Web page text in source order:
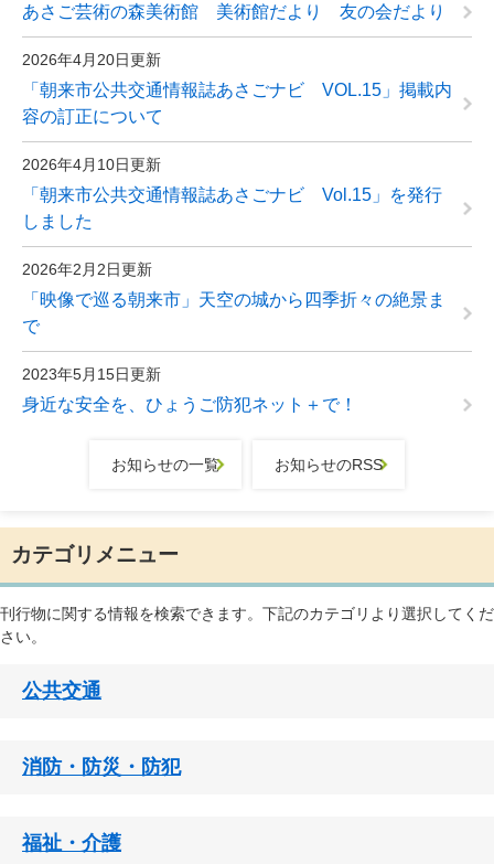
あさご芸術の森美術館 美術館だより 友の会だより
2026年4月20日更新
「朝来市公共交通情報誌あさごナビ VOL.15」掲載内
容の訂正について
2026年4月10日更新
「朝来市公共交通情報誌あさごナビ Vol.15」を発行
しました
2026年2月2日更新
「映像で巡る朝来市」天空の城から四季折々の絶景ま
で
2023年5月15日更新
身近な安全を、ひょうご防犯ネット＋で！
お知らせの一覧 お知らせのRSS
カテゴリメニュー
刊行物に関する情報を検索できます。下記のカテゴリより選択してくだ
さい。
公共交通
消防・防災・防犯
福祉・介護